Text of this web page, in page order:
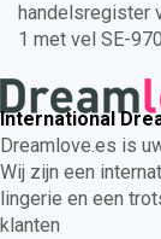
handelsregister
1 met vel SE-
International
Dreamlove.es is
Wij zijn een
lingerie en een
klanten